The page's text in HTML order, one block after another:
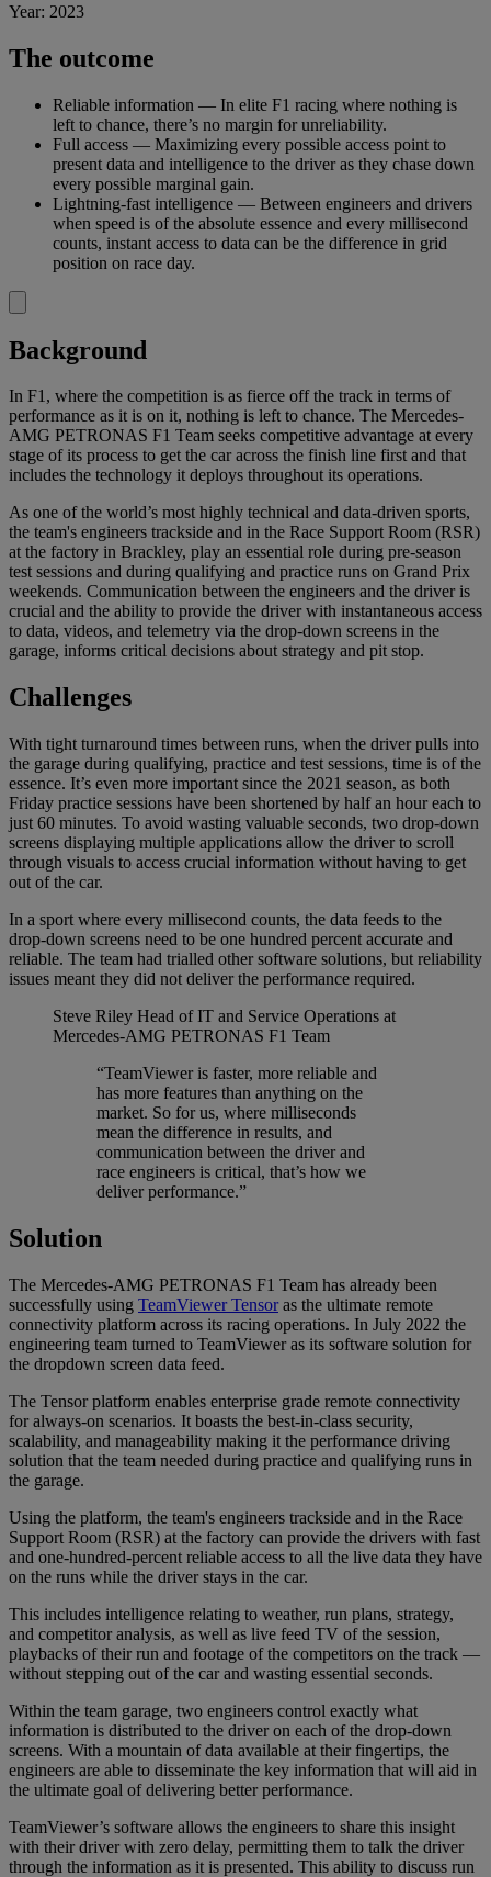
Year: 2023
The outcome
Reliable information — In elite F1 racing where nothing is
left to chance, there’s no margin for unreliability.
Full access — Maximizing every possible access point to
present data and intelligence to the driver as they chase down
every possible marginal gain.
Lightning-fast intelligence — Between engineers and drivers
when speed is of the absolute essence and every millisecond
counts, instant access to data can be the difference in grid
position on race day.
Background
In F1, where the competition is as fierce off the track in terms of
performance as it is on it, nothing is left to chance. The Mercedes-
AMG PETRONAS F1 Team seeks competitive advantage at every
stage of its process to get the car across the finish line first and that
includes the technology it deploys throughout its operations.
As one of the world’s most highly technical and data-driven sports,
the team's engineers trackside and in the Race Support Room (RSR)
at the factory in Brackley, play an essential role during pre-season
test sessions and during qualifying and practice runs on Grand Prix
weekends. Communication between the engineers and the driver is
crucial and the ability to provide the driver with instantaneous access
to data, videos, and telemetry via the drop-down screens in the
garage, informs critical decisions about strategy and pit stop.
Challenges
With tight turnaround times between runs, when the driver pulls into
the garage during qualifying, practice and test sessions, time is of the
essence. It’s even more important since the 2021 season, as both
Friday practice sessions have been shortened by half an hour each to
just 60 minutes. To avoid wasting valuable seconds, two drop-down
screens displaying multiple applications allow the driver to scroll
through visuals to access crucial information without having to get
out of the car.
In a sport where every millisecond counts, the data feeds to the
drop-down screens need to be one hundred percent accurate and
reliable. The team had trialled other software solutions, but reliability
issues meant they did not deliver the performance required.
Steve Riley Head of IT and Service Operations at
Mercedes-AMG PETRONAS F1 Team
“TeamViewer is faster, more reliable and
has more features than anything on the
market. So for us, where milliseconds
mean the difference in results, and
communication between the driver and
race engineers is critical, that’s how we
deliver performance.”
Solution
The Mercedes-AMG PETRONAS F1 Team has already been
successfully using TeamViewer Tensoras the ultimate remote
connectivity platform across its racing operations. In July 2022 the
engineering team turned to TeamViewer as its software solution for
the dropdown screen data feed.
The Tensor platform enables enterprise grade remote connectivity
for always-on scenarios. It boasts the best-in-class security,
scalability, and manageability making it the performance driving
solution that the team needed during practice and qualifying runs in
the garage.
Using the platform, the team's engineers trackside and in the Race
Support Room (RSR) at the factory can provide the drivers with fast
and one-hundred-percent reliable access to all the live data they have
on the runs while the driver stays in the car.
This includes intelligence relating to weather, run plans, strategy,
and competitor analysis, as well as live feed TV of the session,
playbacks of their run and footage of the competitors on the track —
without stepping out of the car and wasting essential seconds.
Within the team garage, two engineers control exactly what
information is distributed to the driver on each of the drop-down
screens. With a mountain of data available at their fingertips, the
engineers are able to disseminate the key information that will aid in
the ultimate goal of delivering better performance.
TeamViewer’s software allows the engineers to share this insight
with their driver with zero delay, permitting them to talk the driver
through the information as it is presented. This ability to discuss run